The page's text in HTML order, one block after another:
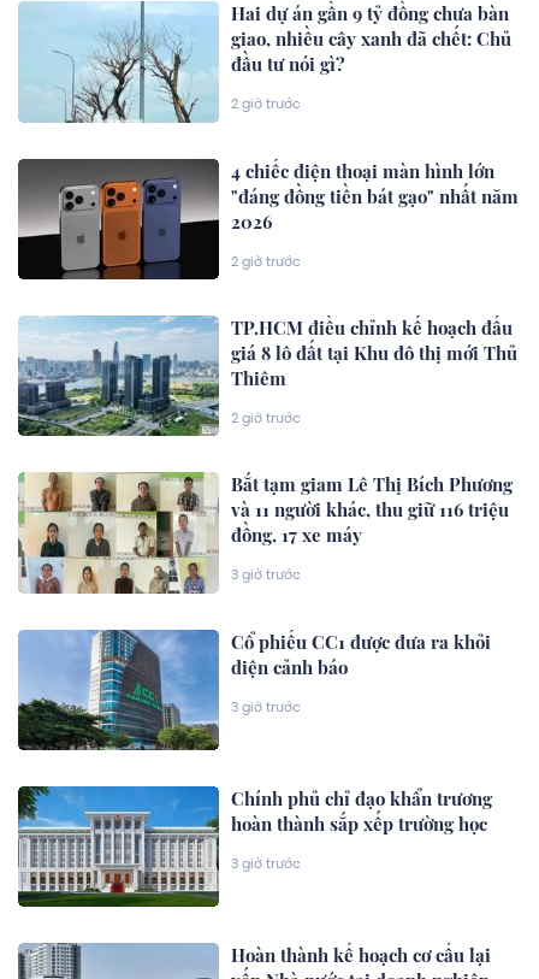
Hai dự án gần 9 tỷ đồng chưa bàn
giao, nhiều cây xanh đã chết: Chủ
đầu tư nói gì?
2 giờ trước
4 chiếc điện thoại màn hình lớn
"đáng đồng tiền bát gạo" nhất năm
2026
2 giờ trước
TP.HCM điều chỉnh kế hoạch đấu
giá 8 lô đất tại Khu đô thị mới Thủ
Thiêm
2 giờ trước
Bắt tạm giam Lê Thị Bích Phương
và 11 người khác, thu giữ 116 triệu
đồng, 17 xe máy
3 giờ trước
Cổ phiếu CC1 được đưa ra khỏi
diện cảnh báo
3 giờ trước
Chính phủ chỉ đạo khẩn trương
hoàn thành sắp xếp trường học
3 giờ trước
Hoàn thành kế hoạch cơ cấu lại